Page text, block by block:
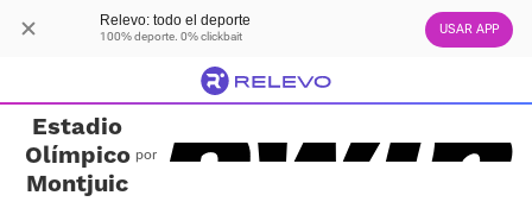
Relevo: todo el deporte
100% deporte. 0% clickbait USAR APP
Estadio
Olímpico
Montjuic
por